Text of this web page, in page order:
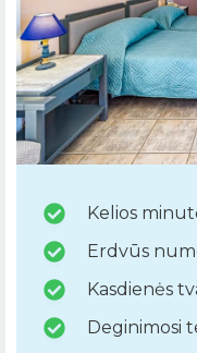
Kelios
Erdvūs
Kasdienės
Deginimosi